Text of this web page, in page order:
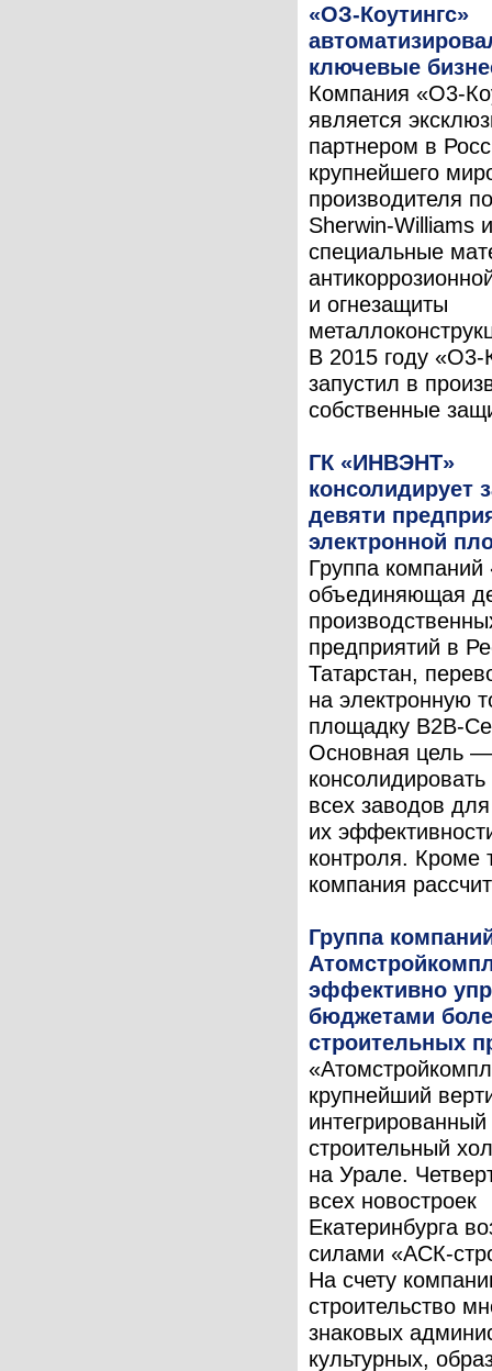
«ОЗ-Коутингс»
ключевые
Компания «О3-
является
партнером в
крупнейшего
производителя
Sherwin-Williams
специальные
и огнезащиты
В 2015 году «О3-
запустил в
собственные
ГК «ИНВЭНТ»
консолидирует
девяти
электронной
Группа
объединяющая
предприятий в
Татарстан,
на электронную
площадку B2B-
Основная цель —
консолидировать
всех заводов
их
контроля. Кроме
компания
Группа
эффективно
бюджетами
строительных
крупнейший
интегрированный
строительный
на Урале.
всех новостроек
Екатеринбурга
силами «АСК-
На счету
строительство
знаковых
культурных,